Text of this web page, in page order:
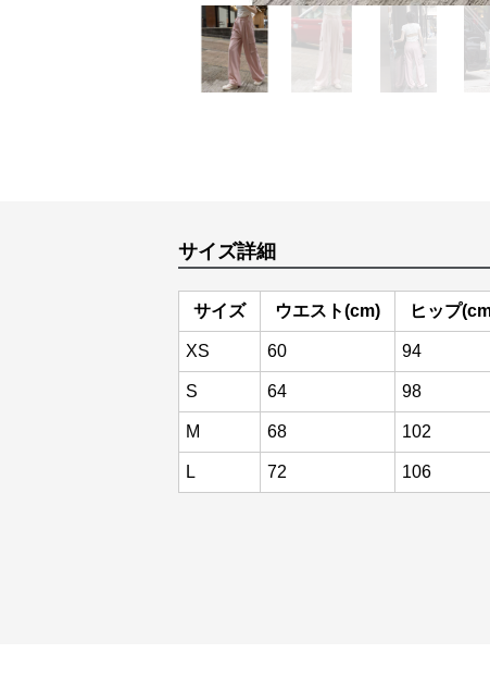
サイズ詳細
サイズ ウエスト(cm) ヒップ
XS 60 94
S 64 98
M 68 102
L 72 106